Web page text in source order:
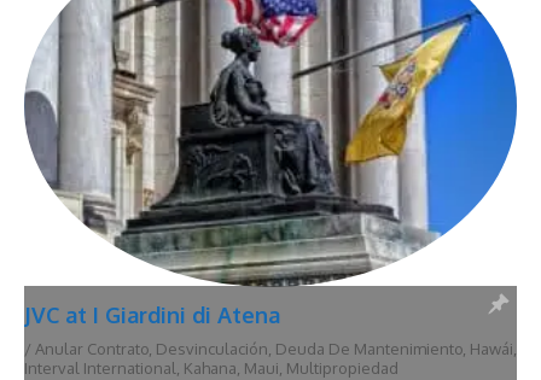
JVC at I Giardini di Atena
/ Anular Contrato, Desvinculación, Deuda De Mantenimiento, Hawái,
Interval International, Kahana, Maui, Multipropiedad